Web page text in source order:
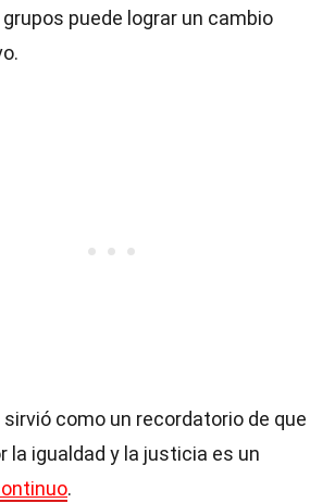
puede lograr un cambio
sirvió como un recordatorio de que
la igualdad y la justicia es un
.